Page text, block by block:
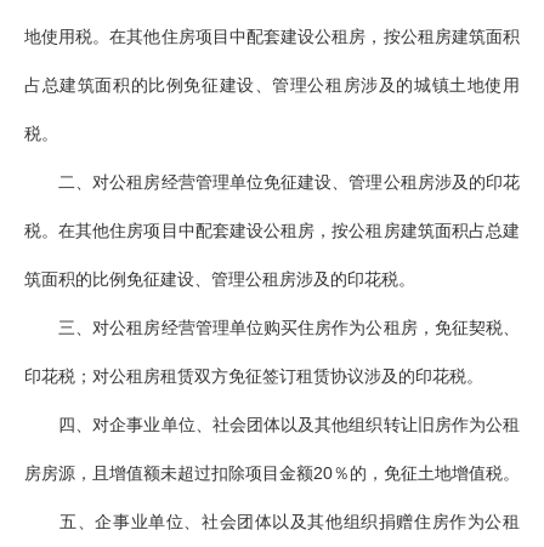
地使用税。在其他住房项目中配套建设公租房，按公租房建筑面积
占总建筑面积的比例免征建设、管理公租房涉及的城镇土地使用
税。
二、对公租房经营管理单位免征建设、管理公租房涉及的印花
税。在其他住房项目中配套建设公租房，按公租房建筑面积占总建
筑面积的比例免征建设、管理公租房涉及的印花税。
三、对公租房经营管理单位购买住房作为公租房，免征契税、
印花税；对公租房租赁双方免征签订租赁协议涉及的印花税。
四、对企事业单位、社会团体以及其他组织转让旧房作为公租
房房源，且增值额未超过扣除项目金额20％的，免征土地增值税。
五、企事业单位、社会团体以及其他组织捐赠住房作为公租